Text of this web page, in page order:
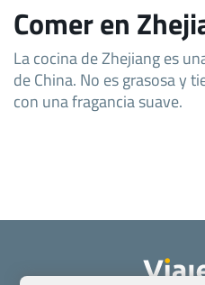
Comer en
La cocina de Zhejiang es
de China. No es grasosa y
con una fragancia suave.